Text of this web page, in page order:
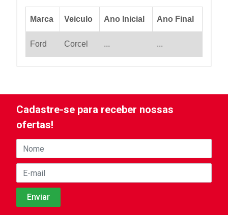
Marca Veiculo Ano Inicial Ano Final
Ford Corcel ... ...
Cadastre-se para receber nossas
ofertas!